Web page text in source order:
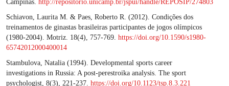
Campinas. http://repositorio.unicamp.br/jspui/handle/REPOSIP/274803
Schiavon, Laurita M. & Paes, Roberto R. (2012). Condições dos
treinamentos de ginastas brasileiras participantes de jogos olímpicos
(1980-2004). Motriz. 18(4), 757-769. https://doi.org/10.1590/s1980-
65742012000400014
Stambulova, Natalia (1994). Developmental sports career
investigations in Russia: A post-perestroika analysis. The sport
psychologist, 8(3), 221-237. https://doi.org/10.1123/tsp.8.3.221